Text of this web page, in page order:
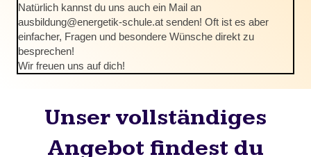
Natürlich kannst du uns auch ein Mail an
ausbildung@energetik-schule.at senden! Oft ist es aber
einfacher, Fragen und besondere Wünsche direkt zu
besprechen!
Wir freuen uns auf dich!
Unser vollständiges
Angebot findest du